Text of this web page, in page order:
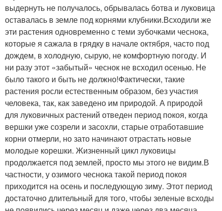
выдернуть не получалось, обрывалась ботва и луковица
оставалась в земле под корнями клубники.Всходили же
эти растения одновременно с теми зубочками чеснока,
которые я сажала в грядку в начале октября, часто под
дождем, в холодную, сырую, не комфортную погоду. И
ни разу этот «забытый» чеснок не всходил осенью. Не
было такого и быть не должно!Фактически, такие
растения росли естественным образом, без участия
человека, так, как заведено им природой. А природой
для луковичных растений отведен период покоя, когда
вершки уже созрели и засохли, старые отработавшие
корни отмерли, но зато начинают отрастать новые
молодые корешки. Жизненный цикл луковицы
продолжается под землей, просто мы этого не видим.В
частности, у озимого чеснока такой период покоя
приходится на осень и последующую зиму. Этот период
достаточно длительный для того, чтобы зеленые всходы